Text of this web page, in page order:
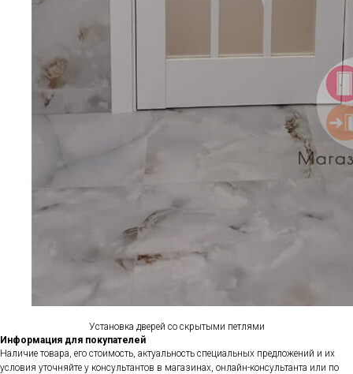
Установка дверей со скрытыми петлями
Информация для покупателей
Наличие товара, его стоимость, актуальность специальных предложений и их
условия уточняйте у консультантов в магазинах, онлайн-консультанта или по